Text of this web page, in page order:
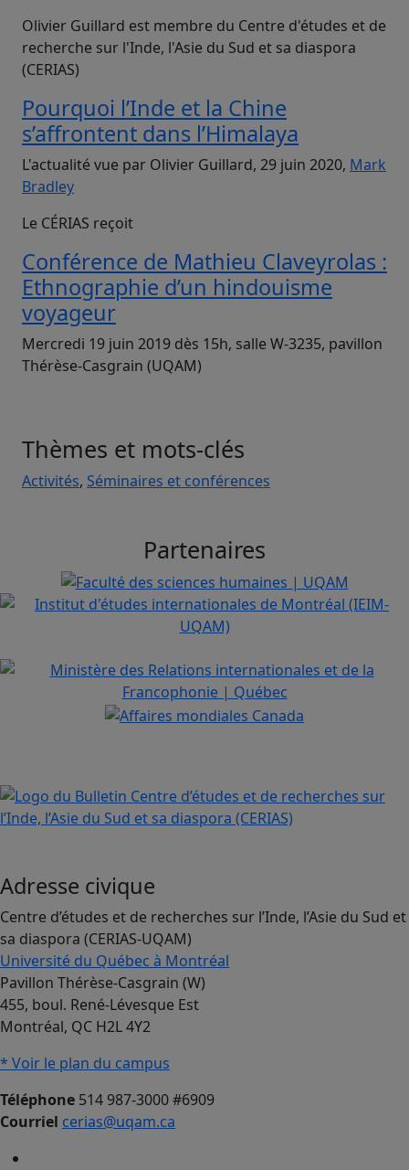
Olivier Guillard est membre du Centre d'études et de
recherche sur l'Inde, l'Asie du Sud et sa diaspora
(CERIAS)
Pourquoi l’Inde et la Chine
s’affrontent dans l’Himalaya
L'actualité vue par Olivier Guillard, 29 juin 2020, Mark
Bradley
Le CÉRIAS reçoit
Conférence de Mathieu Claveyrolas :
Ethnographie d’un hindouisme
voyageur
Mercredi 19 juin 2019 dès 15h, salle W-3235, pavillon
Thérèse-Casgrain (UQAM)
Thèmes et mots-clés
Activités, Séminaires et conférences
Partenaires
Adresse civique
Centre d’études et de recherches sur l’Inde, l’Asie du Sud et
sa diaspora (CERIAS-UQAM)
Université du Québec à Montréal
Pavillon Thérèse-Casgrain (W)
455, boul. René-Lévesque Est
Montréal, QC H2L 4Y2
* Voir le plan du campus
Téléphone 514 987-3000 #6909
Courriel cerias@uqam.ca